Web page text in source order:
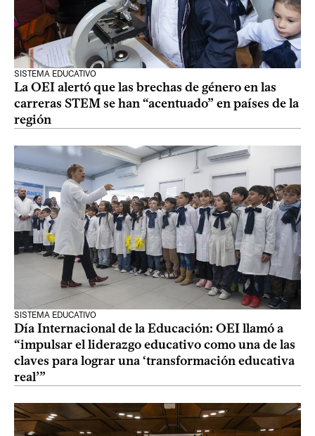
SISTEMA EDUCATIVO
La OEI alertó que las brechas de género en las
carreras STEM se han “acentuado” en países de la
región
SISTEMA EDUCATIVO
Día Internacional de la Educación: OEI llamó a
“impulsar el liderazgo educativo como una de las
claves para lograr una ‘transformación educativa
real’”